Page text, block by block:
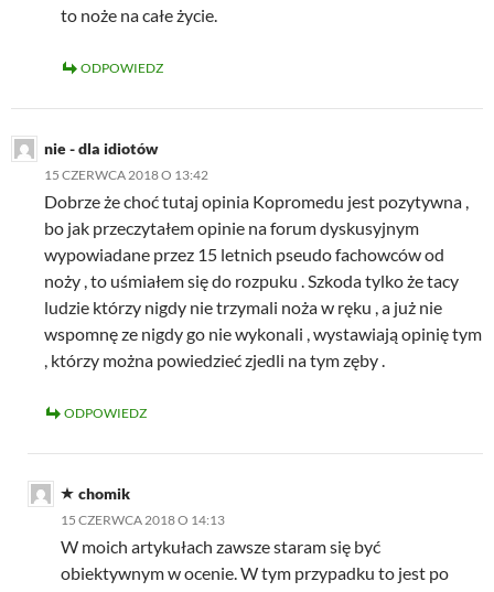
to noże na całe życie.
ODPOWIEDZ
nie - dla idiotów
15 CZERWCA 2018 O 13:42
Dobrze że choć tutaj opinia Kopromedu jest pozytywna ,
bo jak przeczytałem opinie na forum dyskusyjnym
wypowiadane przez 15 letnich pseudo fachowców od
noży , to uśmiałem się do rozpuku . Szkoda tylko że tacy
ludzie którzy nigdy nie trzymali noża w ręku , a już nie
wspomnę ze nigdy go nie wykonali , wystawiają opinię tym
, którzy można powiedzieć zjedli na tym zęby .
ODPOWIEDZ
chomik
15 CZERWCA 2018 O 14:13
W moich artykułach zawsze staram się być
obiektywnym w ocenie. W tym przypadku to jest po